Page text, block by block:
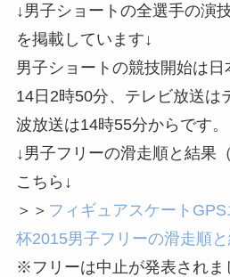
↓男子ショートの全選手の演
を掲載しています↓
男子ショートの競技開始は日
14日2時50分、テレビ放送は
波放送は14時55分からです。
↓男子フリーの滑走順と結果
こちら↓
＞＞ フィギュアスケート
杯2015男子フリーの滑走順
※フリーは中止が発表されま